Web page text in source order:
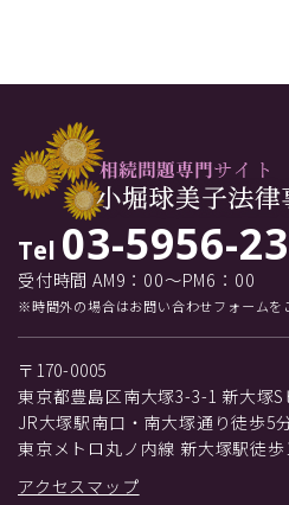
Tel 03-5956-
受付時間 AM9：00～PM6：00
※時間外の場合はお問い合わせフォームを
〒170-0005
東京都豊島区南大塚3-3-1 新大塚
JR大塚駅南口・南大塚通り徒歩5
東京メトロ丸ノ内線 新大塚駅徒歩
アクセスマップ